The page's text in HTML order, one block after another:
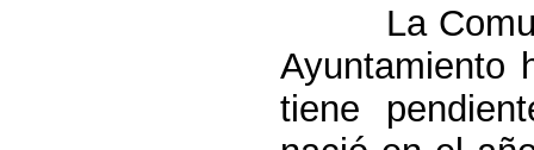
La
Ayuntamiento
tiene